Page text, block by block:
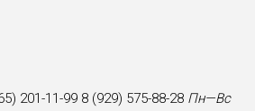
201-11-99 8 (929) 575-88-28 Пн—Вс